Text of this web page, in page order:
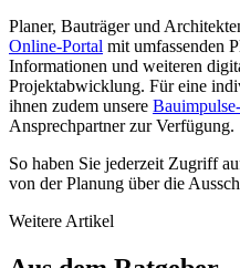
Planer, Bauträger und
Online-Portal mit umfassenden
Informationen und weiteren
Projektabwicklung. Für eine
ihnen zudem unsere
Ansprechpartner zur Verfügung.
So haben Sie jederzeit Zugriff
von der Planung über die
Weitere Artikel